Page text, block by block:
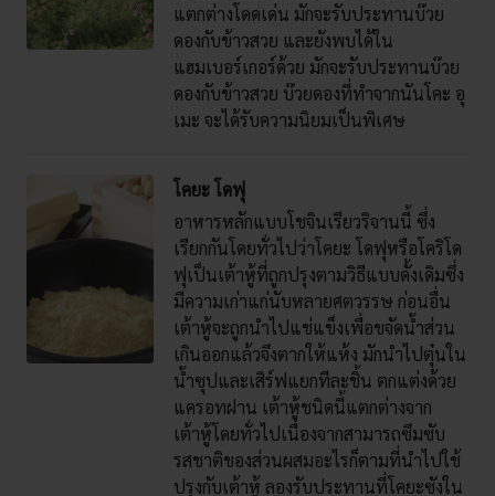
แตกต่างโดดเด่น มักจะรับประทานบ๊วย
ดองกับข้าวสวย และยังพบได้ใน
แฮมเบอร์เกอร์ด้วย มักจะรับประทานบ๊วย
ดองกับข้าวสวย บ๊วยดองที่ทำจากนันโคะ อุ
เมะ จะได้รับความนิยมเป็นพิเศษ
โคยะ โดฟุ
อาหารหลักแบบโชจินเรียวริจานนี้ ซึ่ง
เรียกกันโดยทั่วไปว่าโคยะ โดฟุหรือโคริโด
ฟุเป็นเต้าหู้ที่ถูกปรุงตามวิธีแบบดั้งเดิมซึ่ง
มีความเก่าแก่นับหลายศตวรรษ ก่อนอื่น
เต้าหู้จะถูกนำไปแช่แข็งเพื่อขจัดน้ำส่วน
เกินออกแล้วจึงตากให้แห้ง มักนำไปตุ๋นใน
น้ำซุปและเสิร์ฟแยกทีละชิ้น ตกแต่งด้วย
แครอทฝาน เต้าหู้ชนิดนี้แตกต่างจาก
เต้าหู้โดยทั่วไปเนื่องจากสามารถซึมซับ
รสชาติของส่วนผสมอะไรก็ตามที่นำไปใช้
ปรุงกับเต้าหู้ ลองรับประทานที่โคยะซังใน